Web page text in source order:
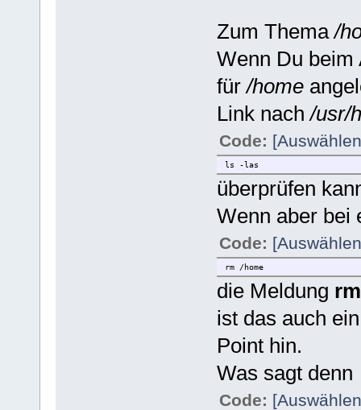
Zum Thema/
Wenn Du beim
für/home
Link nach/usr/
Code:
ls -las
überprüfen
Wenn aber bei
Code:
rm /home
die Meldung
ist das auch
Point hin.
Was sagt denn
Code: